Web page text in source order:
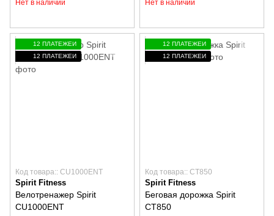
Нет в наличии Нет в наличии
12 ПЛАТЕЖЕЙ
12 ПЛАТЕЖЕЙ
Код товара:: CU1000ENT
Spirit Fitness
Велотренажер Spirit
CU1000ENT
12 ПЛАТЕЖЕЙ
12 ПЛАТЕЖЕЙ
Код товара:: CT850
Spirit Fitness
Беговая дорожка Spirit
CT850